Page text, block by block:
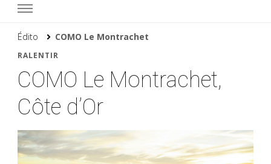
Édito COMO Le Montrachet
RALENTIR
COMO Le Montrachet,
Côte d’Or